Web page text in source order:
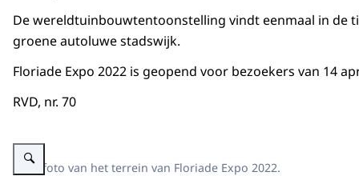
De wereldtuinbouwtentoonstelling vindt eenmaal in de
groene autoluwe stadswijk.
Floriade Expo 2022 is geopend voor bezoekers van 14
RVD, nr. 70
Vergroot afbeelding Luchtfoto van Floriade-terrein
Luchtfoto van het terrein van Floriade Expo 2022.